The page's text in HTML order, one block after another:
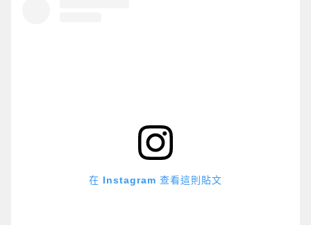
在 Instagram 查看這則貼文